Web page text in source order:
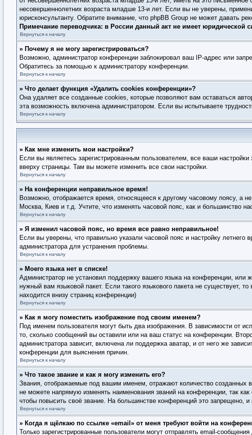
несовершеннолетних возраста младше 13-и лет. Если вы не уверены,
юрисконсультанту. Обратите внимание, что phpBB Group не может давать
Примечание переводчика: в России данный акт не имеет юридической
Вернуться к началу
» Почему я не могу зарегистрироваться?
Возможно, администратор конференции заблокировал ваш IP-адрес или
Обратитесь за помощью к администратору конференции.
Вернуться к началу
» Что делает функция «Удалить cookies конференции»?
Она удаляет все созданные cookies, которые позволяют вам оставаться
эта возможность включена администратором. Если вы испытываете
Вернуться к началу
» Как мне изменить мои настройки?
Если вы являетесь зарегистрированным пользователем, все ваши
вверху страницы. Там вы можете изменить все свои настройки.
Вернуться к началу
» На конференции неправильное время!
Возможно, отображается время, относящееся к другому часовому поясу, а
Москва, Киев и т.д. Учтите, что изменять часовой пояс, как и большинство
Вернуться к началу
» Я изменил часовой пояс, но время все равно неправильное!
Если вы уверены, что правильно указали часовой пояс и настройку
администратора для устранения проблемы.
Вернуться к началу
» Моего языка нет в списке!
Администратор не установил поддержку вашего языка на конференции, или
нужный вам языковой пакет. Если такого языкового пакета не
находится внизу страниц конференции)
Вернуться к началу
» Как я могу поместить изображение под своим именем?
Под именем пользователя могут быть два изображения. В зависимости от
то, сколько сообщений вы оставили или на ваш статус на конференции.
администратора зависит, включена ли поддержка аватар, и от него же
конференции для выяснения причин.
Вернуться к началу
» Что такое звание и как я могу изменить его?
Звания, отображаемые под вашим именем, отражают количество
не можете напрямую изменять наименования званий на конференции, так
чтобы повысить своё звание. На большинстве конференций это запрещено,
Вернуться к началу
» Когда я щёлкаю по ссылке «email» от меня требуют войти на
Только зарегистрированные пользователи могут отправлять email-